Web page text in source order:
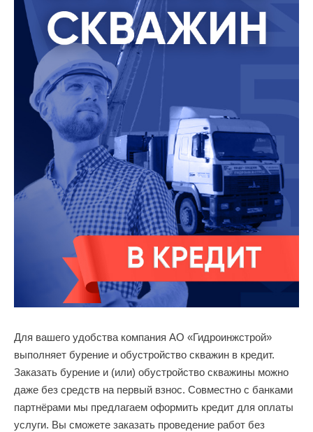
Для вашего удобства компания АО «Гидроинжстрой»
выполняет бурение и обустройство скважин в кредит.
Заказать бурение и (или) обустройство скважины можно
даже без средств на первый взнос. Совместно с банками
партнёрами мы предлагаем оформить кредит для оплаты
услуги. Вы сможете заказать проведение работ без